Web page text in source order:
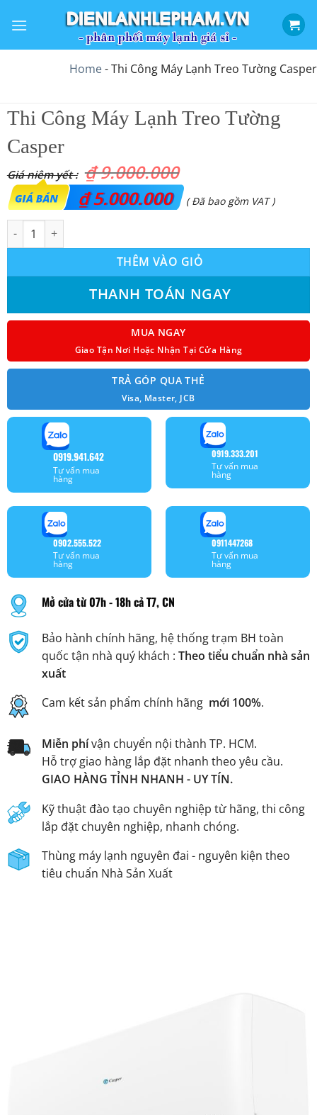
qua
Home-Thi Công Máy Lạnh Treo Tường Casper
Thi Công Máy Lạnh Treo Tường
Casper
₫9.000.000
Giá
gốc
là:
₫5.000.000
Giá
tại
là:
₫ 5.000.000.
( Đã bao gồm VAT )
Thi Công Máy Lạnh Treo Tường Casper số lượng
THÊM VÀO GIỎ
THANH TOÁN NGAY
MUA NGAY
Giao Tận Nơi Hoặc Nhận Tại Cửa Hàng
TRẢ GÓP QUA THẺ
Visa, Master, JCB
0919.941.642
Tư vấn mua
hàng
0919.333.201
Tư vấn mua
hàng
0902.555.522
Tư vấn mua
hàng
0911447268
Tư vấn mua
hàng
Mở cửa từ 07h - 18h cả T7, CN
Bảo hành chính hãng, hệ thống trạm BH toàn
quốc tận nhà quý khách : Theo tiểu chuẩn nhà sản
xuất
Cam kết sản phẩm chính hãng mới 100%.
Miễn phívận chuyển nội thành TP. HCM.
Hỗ trợ giao hàng lắp đặt nhanh theo yêu cầu.
GIAO HÀNG TỈNH NHANH - UY TÍN.
Kỹ thuật đào tạo chuyên nghiệp từ hãng, thi công
lắp đặt chuyên nghiệp, nhanh chóng.
Thùng máy lạnh nguyên đai - nguyên kiện theo
tiêu chuẩn Nhà Sản Xuất